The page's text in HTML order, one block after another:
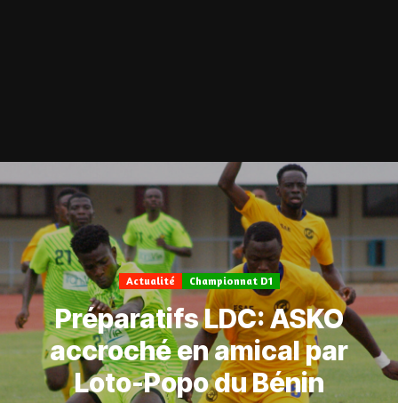
Actualité Championnat D1
Préparatifs LDC: ASKO
accroché en amical par
Loto-Popo du Bénin